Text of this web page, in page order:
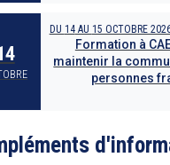
DU 14AU 15 OCTOBRE
Formation à
maintenir la
personnes